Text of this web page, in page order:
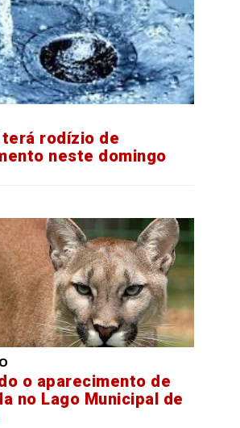
rodízio de
neste domingo
o aparecimento de
no Lago Municipal de